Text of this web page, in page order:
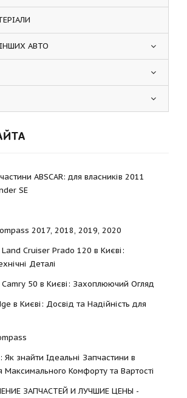
АВТО
ABSCAR: для власників 2011
SE
2017, 2018, 2019, 2020
Cruiser Prado 120 в Києві:
Деталі
50 в Києві: Захоплюючий Огляд
в Києві: Досвід та Надійність для
знайти Ідеальні Запчастини в
Максимального Комфорту та Вартості
ЗАПЧАСТЕЙ И ЛУЧШИЕ ЦЕНЫ -